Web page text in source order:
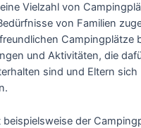
Vielzahl von
von Familien
Campingplätze
und Aktivitäten, die
sind und Eltern sich
beispielsweise der